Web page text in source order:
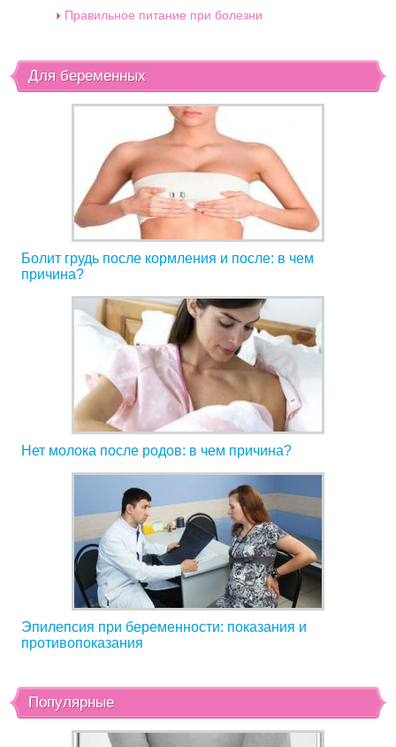
Правильное питание при болезни
Для беременных
Болит грудь после кормления и после: в чем
причина?
Нет молока после родов: в чем причина?
Эпилепсия при беременности: показания и
противопоказания
Популярные